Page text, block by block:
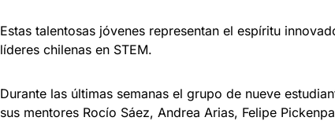
Estas talentosas jóvenes representan el espíritu
líderes chilenas en STEM.
Durante las últimas semanas el grupo de nueve
sus mentores Rocío Sáez, Andrea Arias, Felipe